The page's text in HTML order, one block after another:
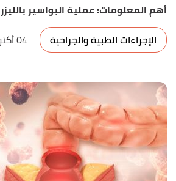
أهم المعلومات: عملية البواسير بالليزر
الإجراءات الطبية والجراحية
04 أكتوبر 2021